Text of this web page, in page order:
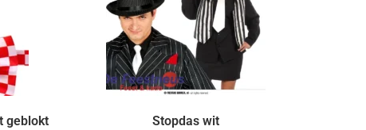
geblokt Stopdas wit